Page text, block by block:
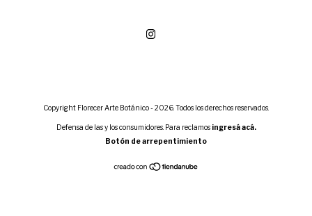
Copyright Florecer Arte Botánico - 2026. Todos los derechos reservados.
Defensa de las y los consumidores. Para reclamos ingresá acá.
Botón de arrepentimiento